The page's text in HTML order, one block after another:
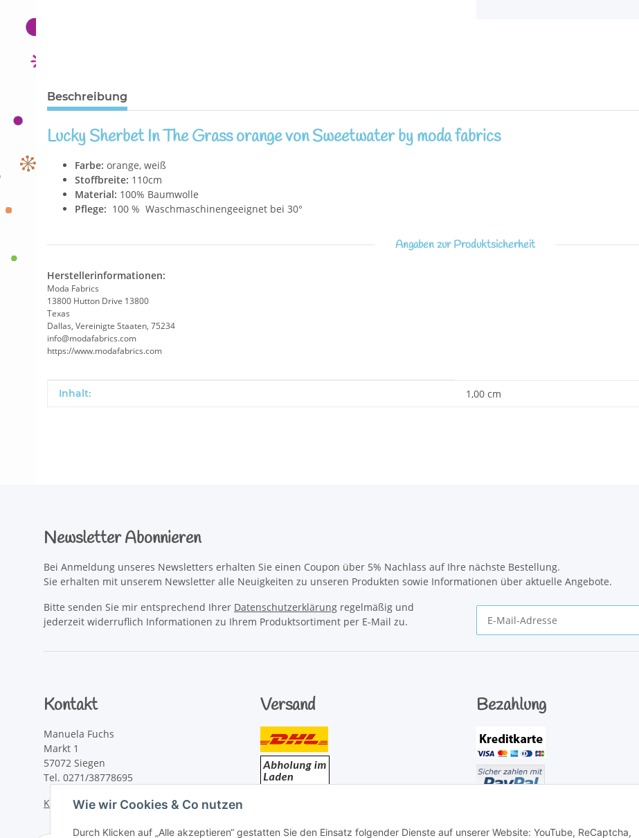
Wie wir Cookies & Co nutzen
Durch Klicken auf „Alle akzeptieren“ gestatten Sie den Einsatz folgender Dienste auf unserer Website: YouTube, ReCaptcha,
Beschreibung
Lucky Sherbet In The Grass orange von Sweetwater by moda fabrics
Farbe: orange, weiß
Stoffbreite: 110cm
Material: 100% Baumwolle
Pflege: 100 % Waschmaschinengeeignet bei 30°
Angaben zur Produktsicherheit
Herstellerinformationen:
Moda Fabrics
13800 Hutton Drive 13800
Texas
Dallas, Vereinigte Staaten, 75234
info@modafabrics.com
https://www.modafabrics.com
Produkteigenschaft
Wert
Inhalt: 1,00 cm
Newsletter Abonnieren
Bei Anmeldung unseres Newsletters erhalten Sie einen Coupon über 5% Nachlass auf Ihre nächste Bestellung.
Sie erhalten mit unserem Newsletter alle Neuigkeiten zu unseren Produkten sowie Informationen über aktuelle Angebote.
Bitte senden Sie mir entsprechend Ihrer Datenschutzerklärung regelmäßig und
jederzeit widerruflich Informationen zu Ihrem Produktsortiment per E-Mail zu.
Kontakt
Manuela Fuchs
Markt 1
57072 Siegen
Tel. 0271/38778695
Kontaktformular
Versand Bezahlung